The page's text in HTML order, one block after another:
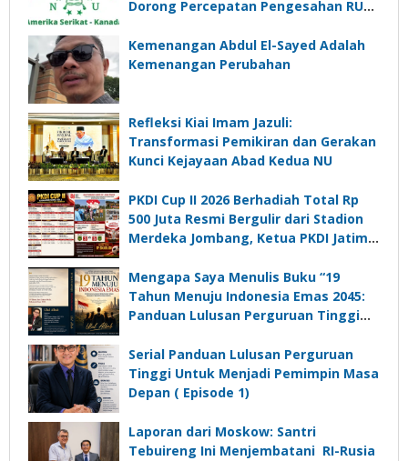
Dorong Percepatan Pengesahan RUU
Kemenangan Abdul El-Sayed Adalah
Kemenangan Perubahan
Refleksi Kiai Imam Jazuli:
Transformasi Pemikiran dan Gerakan
Kunci Kejayaan Abad Kedua NU
PKDI Cup II 2026 Berhadiah Total Rp
500 Juta Resmi Bergulir dari Stadion
Merdeka Jombang, Ketua PKDI Jatim:
Komunikasi Kades untuk Memajukan
Desa
Mengapa Saya Menulis Buku “19
Tahun Menuju Indonesia Emas 2045:
Panduan Lulusan Perguruan Tinggi
Depan”?
Serial Panduan Lulusan Perguruan
Tinggi Untuk Menjadi Pemimpin Masa
Depan ( Episode 1)
Laporan dari Moskow: Santri
Tebuireng Ini Menjembatani RI-Rusia